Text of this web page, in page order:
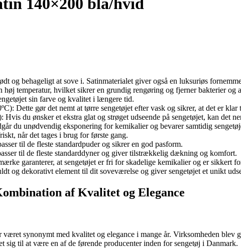
140×200 blå/hvid
og behageligt at sove i. Satinmaterialet giver også en luksuriøs
høj temperatur, hvilket sikrer en grundig rengøring og fjerner bakterier og
sin farve og kvalitet i længere tid.
Dette gør det nemt at tørre sengetøjet efter vask og sikrer, at det er
du ønsker et ekstra glat og strøget udseende på sengetøjet, kan det
du unødvendig eksponering for kemikalier og bevarer samtidig
når det tages i brug for første gang.
til de fleste standardpuder og sikrer en god pasform.
til de fleste standarddyner og giver tilstrækkelig dækning og komfort.
garanterer, at sengetøjet er fri for skadelige kemikalier og er sikkert
og dekorativt element til dit soveværelse og giver sengetøjet et unikt
af Kvalitet og Elegance
synonymt med kvalitet og elegance i mange år. Virksomheden blev
sig til at være en af de førende producenter inden for sengetøj i Danmark.